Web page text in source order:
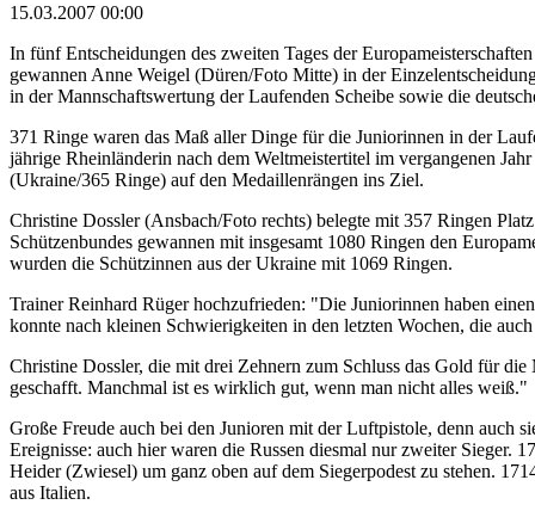
15.03.2007 00:00
In fünf Entscheidungen des zweiten Tages der
gewannen Anne Weigel (Düren/Foto Mitte) in der
in der Mannschaftswertung der Laufenden Scheibe sowie die
371 Ringe waren das Maß aller Dinge für die Juniorinnen in der
jährige Rheinländerin nach dem Weltmeistertitel im vergangenen
(Ukraine/365 Ringe) auf den Medaillenrängen ins Ziel.
Christine Dossler (Ansbach/Foto rechts) belegte mit 357 Ringen
Schützenbundes gewannen mit insgesamt 1080 Ringen den
wurden die Schützinnen aus der Ukraine mit 1069 Ringen.
Trainer Reinhard Rüger hochzufrieden: "Die Juniorinnen haben
konnte nach kleinen Schwierigkeiten in den letzten Wochen, die
Christine Dossler, die mit drei Zehnern zum Schluss das Gold für
geschafft. Manchmal ist es wirklich gut, wenn man nicht alles weiß."
Große Freude auch bei den Junioren mit der Luftpistole, denn auch
Ereignisse: auch hier waren die Russen diesmal nur zweiter
Heider (Zwiesel) um ganz oben auf dem Siegerpodest zu stehen.
aus Italien.